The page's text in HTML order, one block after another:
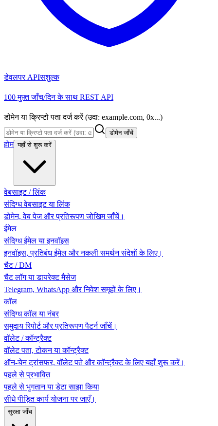
डेवलपर APIसशुल्क
100 मुफ़्त जाँच/दिन के साथ REST API
डोमेन या क्रिप्टो पता दर्ज करें (उदा: example.com, 0x...)
डोमेन जाँचें
होम यहाँ से शुरू करें
वेबसाइट / लिंक
संदिग्ध वेबसाइट या लिंक
डोमेन, वेब पेज और प्रतिरूपण जोखिम जाँचें।
ईमेल
संदिग्ध ईमेल या इनवॉइस
इनवॉइस, प्रतिबंध ईमेल और नकली समर्थन संदेशों के लिए।
चैट / DM
चैट लॉग या डायरेक्ट मैसेज
Telegram, WhatsApp और निवेश समूहों के लिए।
कॉल
संदिग्ध कॉल या नंबर
समुदाय रिपोर्ट और प्रतिरूपण पैटर्न जाँचें।
वॉलेट / कॉन्ट्रैक्ट
वॉलेट पता, टोकन या कॉन्ट्रैक्ट
ऑन-चेन ट्रांसफर, वॉलेट पते और कॉन्ट्रैक्ट के लिए यहाँ शुरू करें।
पहले से प्रभावित
पहले से भुगतान या डेटा साझा किया
सीधे पीड़ित कार्य योजना पर जाएँ।
सुरक्षा जाँच